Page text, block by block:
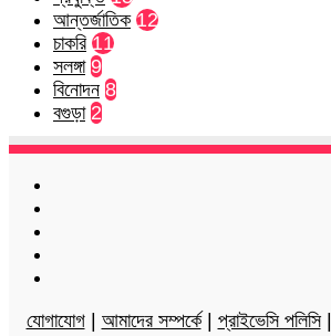
আন্তর্জাতিক 12
চাকরি 11
সলঙ্গা 9
বিনোদন 8
বগুড়া 2
যোগাযোগ| আমাদের সম্পর্কে| প্রাইভেসি পলিসি